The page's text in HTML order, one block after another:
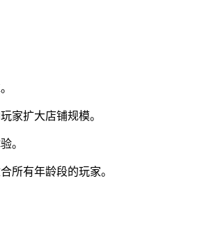
家扩大店铺规模。
。
所有年龄段的玩家。